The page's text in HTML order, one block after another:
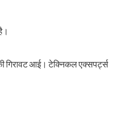
गिरावट आई। टेक्निकल एक्सपर्ट्स